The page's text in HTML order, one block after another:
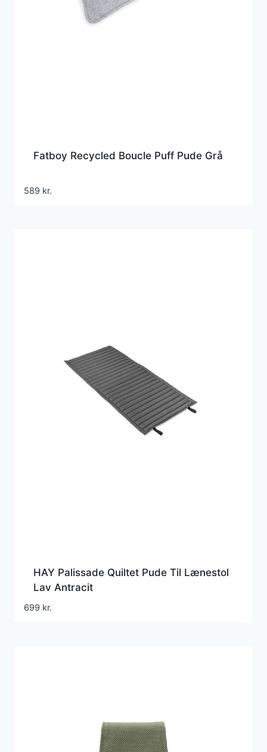
Fatboy Recycled Boucle Puff Pude Grå
589 kr.
HAY Palissade Quiltet Pude Til Lænestol
Lav Antracit
699 kr.